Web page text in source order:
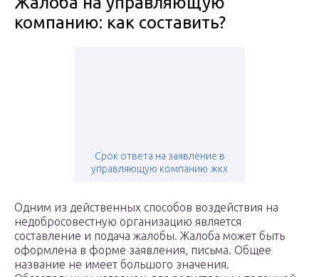
компанию: как составить?
Срок ответа на заявление в
управляющую компанию жкх
Одним из действенных способов воздействия на
недобросовестную организацию является
составление и подача жалобы. Жалоба может быть
оформлена в форме заявления, письма. Общее
название не имеет большого значения.